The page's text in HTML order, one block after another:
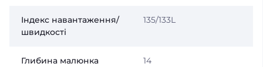
Індекс навантаження/
швидкості
135/133L
Глибина малюнка
14